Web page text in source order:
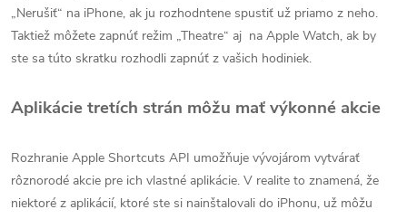
„Nerušiť“ na iPhone, ak ju rozhodntene spustiť už priamo z neho.
Taktiež môžete zapnúť režim „Theatre“ aj na Apple Watch, ak by
ste sa túto skratku rozhodli zapnúť z vašich hodiniek.
Aplikácie tretích strán môžu mať výkonné akcie
Rozhranie Apple Shortcuts API umožňuje vývojárom vytvárať
rôznorodé akcie pre ich vlastné aplikácie. V realite to znamená, že
niektoré z aplikácií, ktoré ste si nainštalovali do iPhonu, už môžu